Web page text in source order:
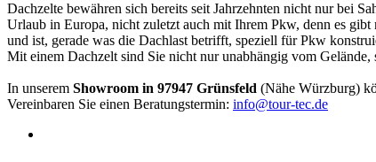
Dachzelte bewähren sich bereits seit Jahrzehnten nicht nur bei
Urlaub in Europa, nicht zuletzt auch mit Ihrem Pkw, denn es
und ist, gerade was die Dachlast betrifft, speziell für Pkw
Mit einem Dachzelt sind Sie nicht nur unabhängig vom
In unserem Showroom in 97947 Grünsfeld (Nähe Würzburg)
Vereinbaren Sie einen Beratungstermin: info@tour-tec.de